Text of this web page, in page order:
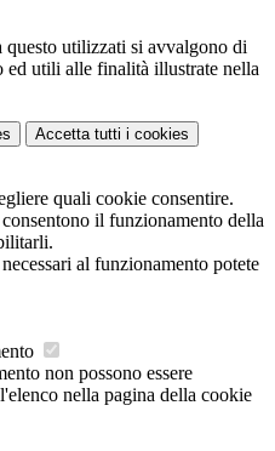
utilizzati si avvalgono di
ed utili alle finalità illustrate nella
Accetta tutti i cookies
quali cookie consentire.
il funzionamento della
al funzionamento potete
non possono essere
nella pagina della cookie